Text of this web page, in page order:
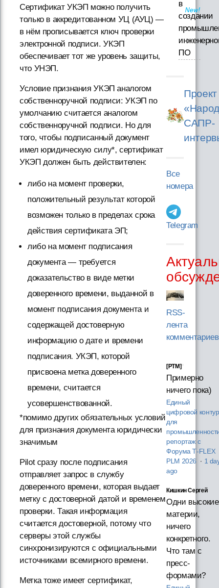
Сертификат УКЭП можно получить
только в аккредитованном УЦ (АУЦ) —
в нём прописывается ключ проверки
электронной подписи. УКЭП
обеспечивает тот же уровень защиты,
что УНЭП.
Условие признания УКЭП аналогом
собственноручной подписи: УКЭП по
умолчанию считается аналогом
собственноручной подписи. Но для
того, чтобы подписанный документ
имел юридическую силу*, сертификат
УКЭП должен быть действителен:
либо на момент проверки,
положительный результат которой
возможен только в пределах срока
действия сертификата ЭП;
либо на момент подписания
документа — требуется
доказательство в виде метки
доверенного времени, выданной в
момент подписания документа и
содержащей достоверную
информацию о дате и времени
подписания. УКЭП, которой
присвоена метка доверенного
времени, считается
усовершенствованной.
*помимо других обязательных условий
для признания документа юридически
значимым
Pilot сразу после подписания
отправляет запрос в службу
доверенного времени, которая выдает
метку с достоверной датой и временем
проверки. Такая информация
считается достоверной, потому что
серверы этой службы
синхронизируются с официальными
источниками всемирного времени.
Метка тоже имеет сертификат,
в
создании
ПО
Проект
САПР-
Все
номера
Telegram
RSS-
лента
комментариев
[PTM]
Примерно
ничего пока)
Единый
цифровой контур
для
репортаж с
Форума T‑FLEX
PLM 2026 · 1
ago
Кишкин Сергей
Одни высокие
материи,
ничего
конкретного.
Что там с
пресс-
формами?